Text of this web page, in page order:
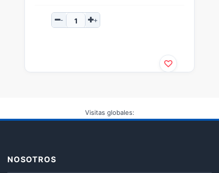
NOSOTROS
Visitas globales: